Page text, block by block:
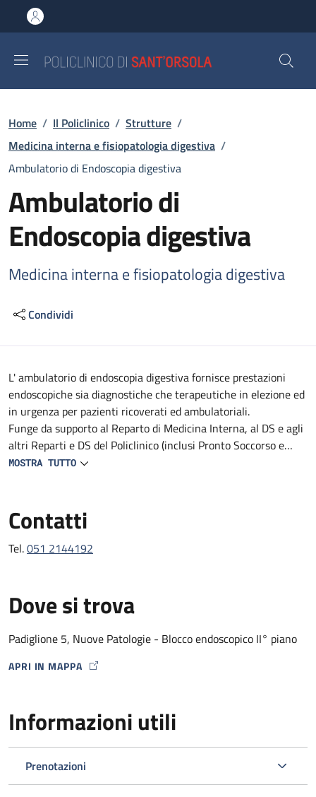
al contenuto principale
to footer content
Briciole di pane
Home / Il Policlinico / Strutture /
Medicina interna e fisiopatologia digestiva /
Ambulatorio di Endoscopia digestiva
Ambulatorio di
Endoscopia digestiva
Medicina interna e fisiopatologia digestiva
Condividi
Descrizione
L' ambulatorio di endoscopia digestiva fornisce prestazioni
endoscopiche sia diagnostiche che terapeutiche in elezione ed
in urgenza per pazienti ricoverati ed ambulatoriali.
Funge da supporto al Reparto di Medicina Interna, al DS e agli
altri Reparti e DS del Policlinico (inclusi Pronto Soccorso e
Medicina d'Urgenza).
MOSTRA TUTTO
Contatti
Tel.051 2144192
Dove si trova
Padiglione 5, Nuove Patologie - Blocco endoscopico II° piano
APRI IN MAPPA
MAP ICON
Informazioni utili
Prenotazioni